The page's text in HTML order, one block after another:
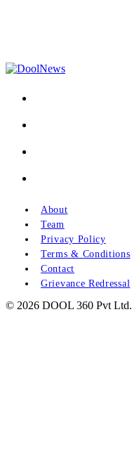
About
Team
Privacy Policy
Terms & Conditions
Contact
Grievance Redressal
© 2026 DOOL 360 Pvt Ltd.